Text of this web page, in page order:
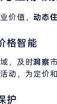
价值， 动态
格智能
，及时洞察
动，为定价
护